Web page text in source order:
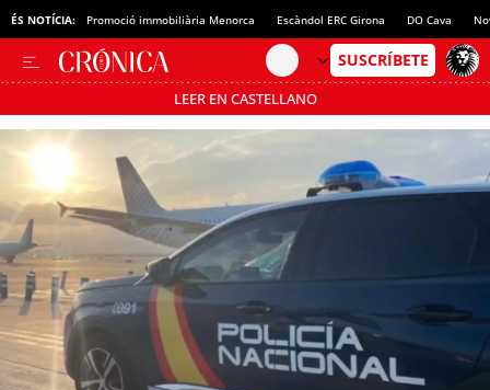
ÉS NOTÍCIA: Promoció immobiliària Menorca Escàndol ERC Girona DO Cava
LEER EN CASTELLANO
Passa’t al mode estalvi